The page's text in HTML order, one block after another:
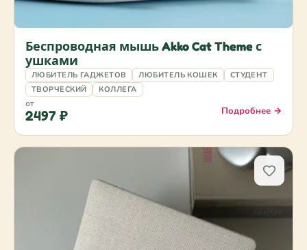
Беспроводная мышь Akko Cat Theme с
ушками
ЛЮБИТЕЛЬ ГАДЖЕТОВ ЛЮБИТЕЛЬ КОШЕК
СТУДЕНТ
ТВОРЧЕСКИЙ
КОЛЛЕГА
от
2497 ₽ Подробнее →